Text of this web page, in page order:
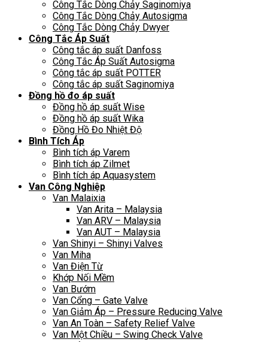
Công Tắc Dòng Chảy Saginomiya
Công Tắc Dòng Chảy Autosigma
Công Tắc Dòng Chảy Dwyer
Công Tắc Áp Suất
Công tắc áp suất Danfoss
Công Tắc Áp Suất Autosigma
Công tắc áp suất POTTER
Công tắc áp suất Saginomiya
Đồng hồ đo áp suất
Đồng hồ áp suất Wise
Đồng hồ áp suất Wika
Đồng Hồ Đo Nhiệt Độ
Bình Tích Áp
Bình tích áp Varem
Bình tích áp Zilmet
Bình tích áp Aquasystem
Van Công Nghiệp
Van Malaixia
Van Arita – Malaysia
Van ARV – Malaysia
Van AUT – Malaysia
Van Shinyi – Shinyi Valves
Van Miha
Van Điện Từ
Khớp Nối Mềm
Van Bướm
Van Cổng – Gate Valve
Van Giảm Áp – Pressure Reducing Valve
Van An Toàn – Safety Relief Valve
Van Một Chiều – Swing Check Valve